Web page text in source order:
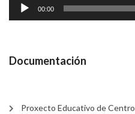
00:00
Documentación
Proxecto Educativo de Centro